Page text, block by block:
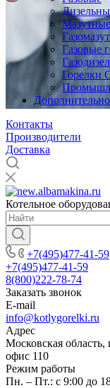
Мазутные
Газовые
Горелки
Контакты
Производители
Доставка
Котельное
+7(495)477-41-59
+7(495)477-41-59
8(800)222-78-74
Заказать звонок
E-mail
info@kotlygorelki.ru
Адрес
Московская
офис 110
Режим работы
Пн. – Пт.: с 9:00 до